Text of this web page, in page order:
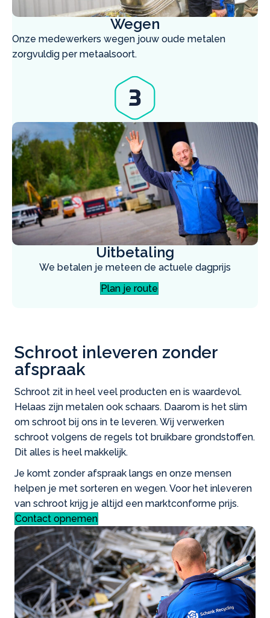
Wegen
Onze medewerkers wegen jouw oude metalen
zorgvuldig per metaalsoort.
Uitbetaling
We betalen je meteen de actuele dagprijs
Plan je route
Schroot inleveren zonder
afspraak
Schroot zit in heel veel producten en is waardevol.
Helaas zijn metalen ook schaars. Daarom is het slim
om schroot bij ons in te leveren. Wij verwerken
schroot volgens de regels tot bruikbare grondstoffen.
Dit alles is heel makkelijk.
Je komt zonder afspraak langs en onze mensen
helpen je met sorteren en wegen. Voor het inleveren
van schroot krijg je altijd een marktconforme prijs.
Contact opnemen